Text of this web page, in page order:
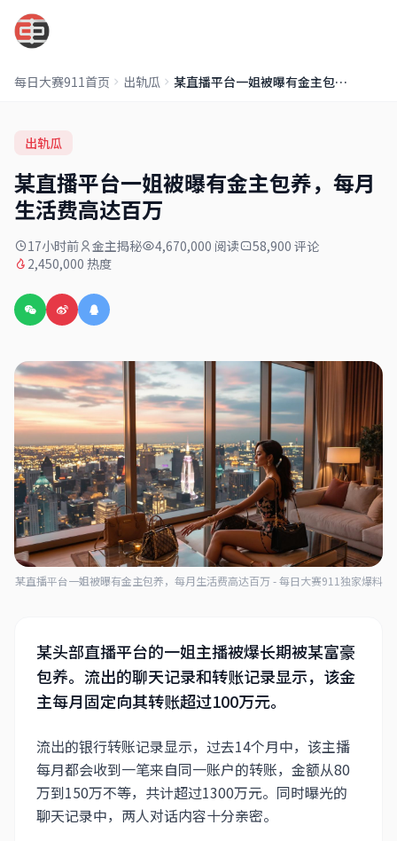
每日大赛911首页 出轨瓜 某直播平台一姐被曝有金主包养，每月生活费高达百万
出轨瓜
某直播平台一姐被曝有金主包养，每月
生活费高达百万
17小时前 金主揭秘 4,670,000 阅读
58,900 评论
2,450,000 热度
某直播平台一姐被曝有金主包养，每月生活费高达百万 - 每日大赛911独家爆料
某头部直播平台的一姐主播被爆长期被某富豪
包养。流出的聊天记录和转账记录显示，该金
主每月固定向其转账超过100万元。
流出的银行转账记录显示，过去14个月中，该主播
每月都会收到一笔来自同一账户的转账，金额从80
万到150万不等，共计超过1300万元。同时曝光的
聊天记录中，两人对话内容十分亲密。